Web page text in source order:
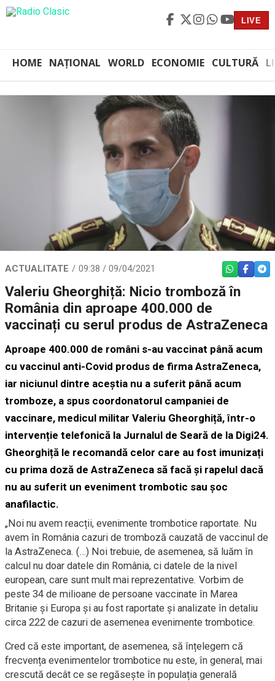
LIVE
HOME NAȚIONAL WORLD ECONOMIE CULTURĂ
ACTUALITATE 09:38 / 09/04/2021 WHATSAPP
Valeriu Gheorghiță: Nicio tromboză în
România din aproape 400.000 de
vaccinați cu serul produs de AstraZeneca
Aproape 400.000 de români s-au vaccinat până acum
cu vaccinul anti-Covid produs de firma AstraZeneca,
iar niciunul dintre aceștia nu a suferit până acum
tromboze, a spus coordonatorul campaniei de
vaccinare, medicul militar Valeriu Gheorghiță, într-o
intervenție telefonică la Jurnalul de Seară de la Digi24.
Gheorghiță le recomandă celor care au fost imunizați
cu prima doză de AstraZeneca să facă și rapelul dacă
nu au suferit un eveniment trombotic sau șoc
anafilactic.
„Noi nu avem reacții, evenimente trombotice raportate. Nu
avem în România cazuri de tromboză cauzată de vaccinul de
la AstraZeneca. (…) Noi trebuie, de asemenea, să luăm în
calcul nu doar datele din România, ci datele de la nivel
european, care sunt mult mai reprezentative. Vorbim de
peste 34 de milioane de persoane vaccinate în Marea
Britanie și Europa și au fost raportate și analizate în detaliu
circa 222 de cazuri de asemenea evenimente trombotice.
Cred că este important, de asemenea, să înțelegem că
frecvența evenimentelor trombotice nu este, în general, mai
crescută decât ce se regăsește în populația generală